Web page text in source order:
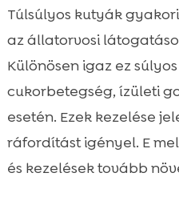
Túlsúlyos kutyák
az állatorvosi
Különösen igaz ez
cukorbetegség, ízületi
esetén. Ezek kezelése
ráfordítást igényel. E
és kezelések tovább